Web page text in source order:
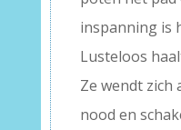
inspanning is
Lusteloos
Ze wendt zich
nood en